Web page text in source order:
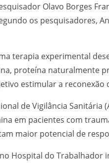
Olavo Borges
os pesquisadores,
terapia experimental
proteína naturalmente
estimular a
de Vigilância
em pacientes com
maior potencial de
Hospital do